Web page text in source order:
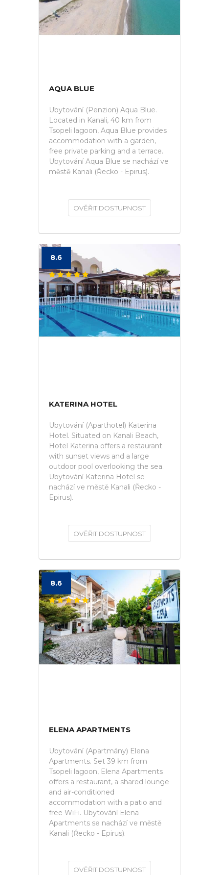
AQUA BLUE
Ubytování (Penzion) Aqua Blue.
Located in Kanali, 40 km from
Tsopeli lagoon, Aqua Blue provides
accommodation with a garden,
free private parking and a terrace.
Ubytování Aqua Blue se nachází ve
městě Kanali (Řecko - Epirus).
OVĚŘIT DOSTUPNOST
8.6
KATERINA HOTEL
Ubytování (Aparthotel) Katerina
Hotel. Situated on Kanali Beach,
Hotel Katerina offers a restaurant
with sunset views and a large
outdoor pool overlooking the sea.
Ubytování Katerina Hotel se
nachází ve městě Kanali (Řecko -
Epirus).
OVĚŘIT DOSTUPNOST
8.6
ELENA APARTMENTS
Ubytování (Apartmány) Elena
Apartments. Set 39 km from
Tsopeli lagoon, Elena Apartments
offers a restaurant, a shared lounge
and air-conditioned
accommodation with a patio and
free WiFi. Ubytování Elena
Apartments se nachází ve městě
Kanali (Řecko - Epirus).
OVĚŘIT DOSTUPNOST